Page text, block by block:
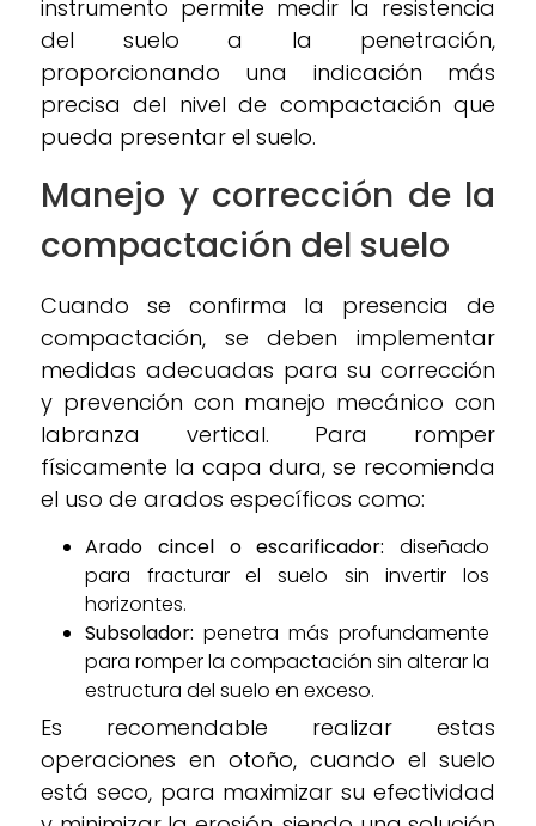
instrumento permite medir la resistencia
del suelo a la penetración,
proporcionando una indicación más
precisa del nivel de compactación que
pueda presentar el suelo.
Manejo y corrección de la
compactación del suelo
Cuando se confirma la presencia de
compactación, se deben implementar
medidas adecuadas para su corrección
y prevención con manejo mecánico con
labranza vertical. Para romper
físicamente la capa dura, se recomienda
el uso de arados específicos como:
Arado cincel o escarificador: diseñado
para fracturar el suelo sin invertir los
horizontes.
Subsolador: penetra más profundamente
para romper la compactación sin alterar la
estructura del suelo en exceso.
Es recomendable realizar estas
operaciones en otoño, cuando el suelo
está seco, para maximizar su efectividad